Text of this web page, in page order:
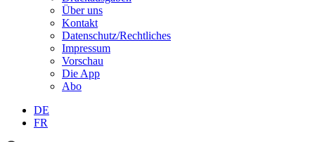
Über uns
Kontakt
Datenschutz/Rechtliches
Impressum
Vorschau
Die App
Abo
DE
FR